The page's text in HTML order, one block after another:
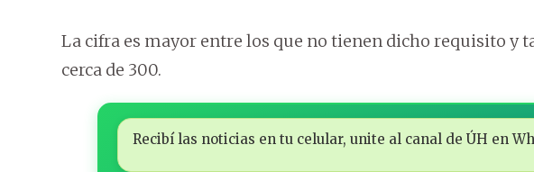
La cifra es mayor entre los que no tienen dicho requisito y
cerca de 300.
Recibí las noticias en tu celular, unite al canal de ÚH en